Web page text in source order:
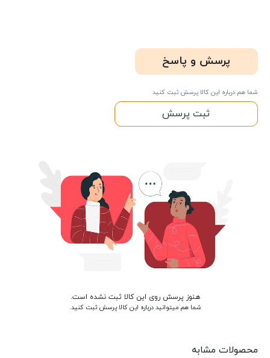
پرسش و پاسخ
شما هم درباره این کالا پرسش ثبت کنید
ثبت پرسش
هنوز پرسش روی این کالا ثبت نشده است.
شما هم میتوانید درباره این کالا پرسش ثبت کنید.
محصولات مشابه